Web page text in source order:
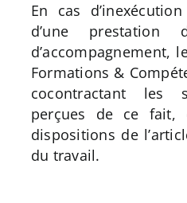
En cas
d’une
d’accompagnement,
Formations &
cocontractant les
perçues de ce fait,
dispositions de
du travail.